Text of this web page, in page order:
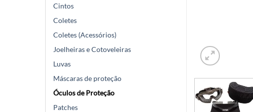
Cintos
Coletes
Coletes (Acessórios)
Joelheiras e Cotoveleiras
Luvas
Máscaras de proteção
Óculos de Proteção
Patches